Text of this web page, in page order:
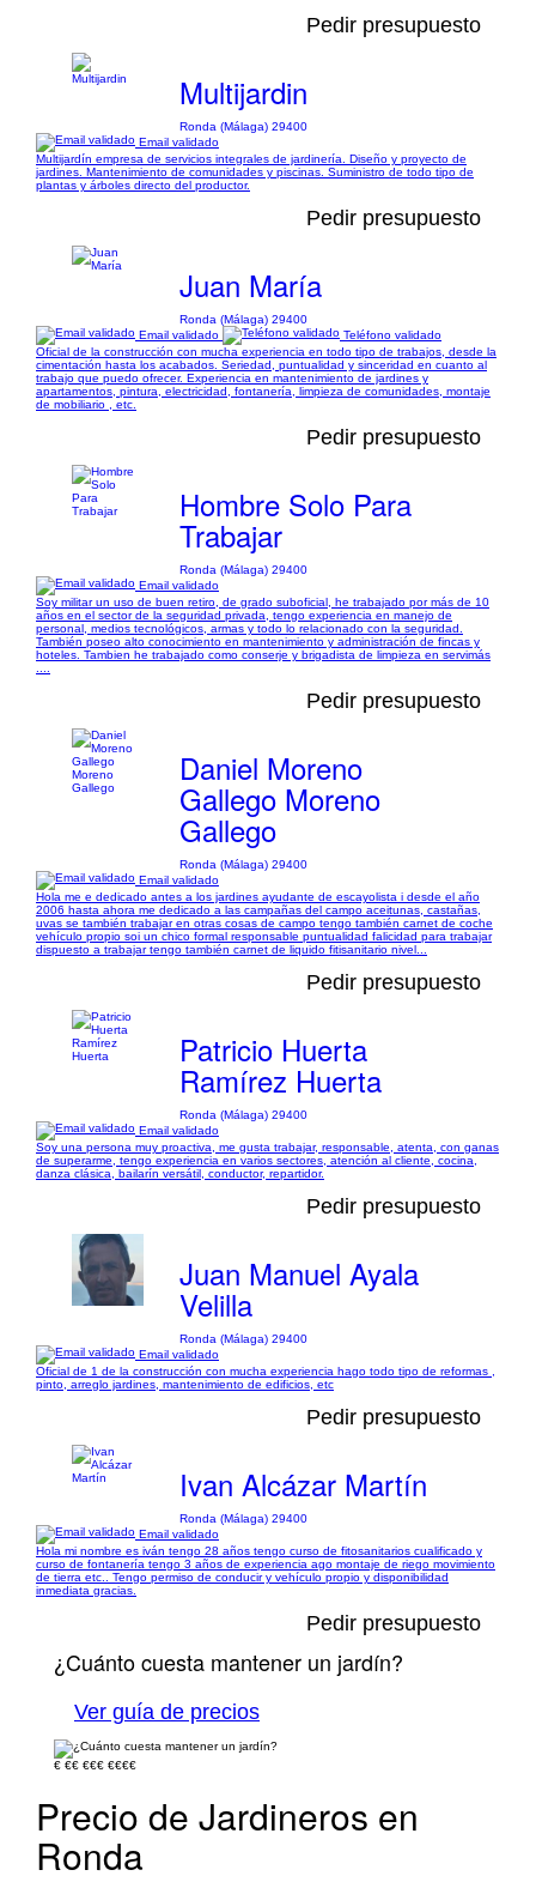
Pedir presupuesto
Multijardin
Ronda (Málaga) 29400
Email validado
Multijardín empresa de servicios integrales de jardinería. Diseño y proyecto de
jardines. Mantenimiento de comunidades y piscinas. Suministro de todo tipo de
plantas y árboles directo del productor.
Pedir presupuesto
Juan María
Ronda (Málaga) 29400
Email validado
Teléfono validado
Oficial de la construcción con mucha experiencia en todo tipo de trabajos, desde la
cimentación hasta los acabados. Seriedad, puntualidad y sinceridad en cuanto al
trabajo que puedo ofrecer. Experiencia en mantenimiento de jardines y
apartamentos, pintura, electricidad, fontanería, limpieza de comunidades, montaje
de mobiliario , etc.
Pedir presupuesto
Hombre Solo Para
Trabajar
Ronda (Málaga) 29400
Email validado
Soy militar un uso de buen retiro, de grado suboficial, he trabajado por más de 10
años en el sector de la seguridad privada, tengo experiencia en manejo de
personal, medios tecnológicos, armas y todo lo relacionado con la seguridad.
También poseo alto conocimiento en mantenimiento y administración de fincas y
hoteles. Tambien he trabajado como conserje y brigadista de limpieza en servimás
Pedir presupuesto
Daniel Moreno
Gallego Moreno
Gallego
Ronda (Málaga) 29400
Email validado
Hola me e dedicado antes a los jardines ayudante de escayolista i desde el año
2006 hasta ahora me dedicado a las campañas del campo aceitunas, castañas,
uvas se también trabajar en otras cosas de campo tengo también carnet de coche
vehículo propio soi un chico formal responsable puntualidad falicidad para trabajar
dispuesto a trabajar tengo también carnet de liquido fitisanitario nivel...
Pedir presupuesto
Patricio Huerta
Ramírez Huerta
Ronda (Málaga) 29400
Email validado
Soy una persona muy proactiva, me gusta trabajar, responsable, atenta, con ganas
de superarme, tengo experiencia en varios sectores, atención al cliente, cocina,
danza clásica, bailarín versátil, conductor, repartidor.
Pedir presupuesto
Juan Manuel Ayala
Velilla
Ronda (Málaga) 29400
Email validado
Oficial de 1 de la construcción con mucha experiencia hago todo tipo de reformas ,
pinto, arreglo jardines, mantenimiento de edificios, etc
Pedir presupuesto
Ivan Alcázar Martín
Ronda (Málaga) 29400
Email validado
Hola mi nombre es iván tengo 28 años tengo curso de fitosanitarios cualificado y
curso de fontanería tengo 3 años de experiencia ago montaje de riego movimiento
de tierra etc.. Tengo permiso de conducir y vehículo propio y disponibilidad
inmediata gracias.
Pedir presupuesto
¿Cuánto cuesta mantener un jardín?
Ver guía de precios
€ €€ €€€ €€€€
Precio de Jardineros en
Ronda